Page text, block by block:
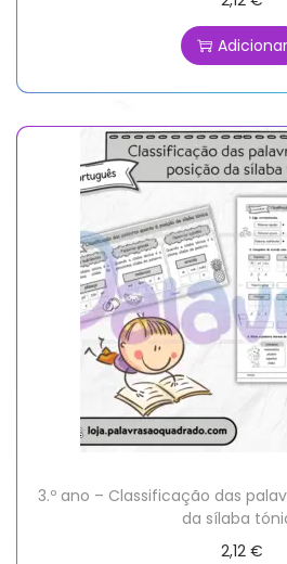
Adicionar
3.º ano – Classificação das
da sílaba
2,12€